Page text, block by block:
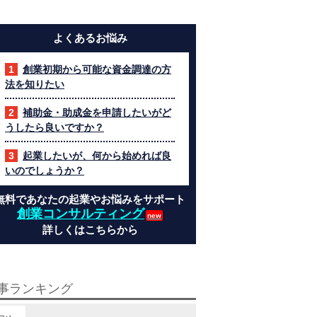
よくあるお悩み
創業初期から可能な資金調達の方
法を知りたい
補助金・助成金を申請したいがど
うしたら良いですか？
起業したいが、何から始めれば良
いのでしょうか？
料であなたの起業やお悩みをサポート
創業コンサルティング
詳しくはこちらから
ランキング